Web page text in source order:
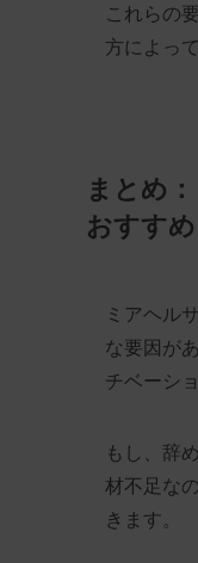
これらの
方によっ
まとめ
おすすめ
ミアヘル
な要因が
チベーシ
もし、辞
材不足な
きます。